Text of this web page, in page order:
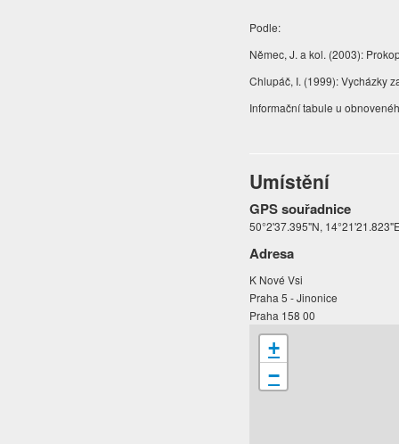
Podle:
Němec, J. a kol. (2003):
Chlupáč, I. (1999): Vycházky
Informační tabule u
Umístění
GPS souřadnice
50°2'37.395"N,
Adresa
K Nové Vsi
Praha 5 - Jinonice
Praha 158 00
+
−